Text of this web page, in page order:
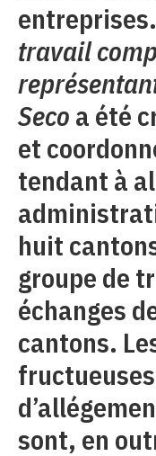
travail
Seco a été
et
tendant à
huit
groupe de
échanges
cantons.
sont, en